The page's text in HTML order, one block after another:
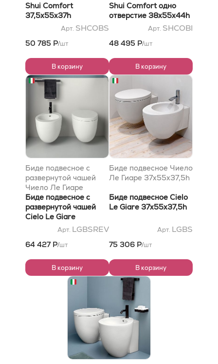
Shui Comfort
37,5x55x37h
Арт. SHCOBS
50 785 Р/шт
В корзину
Shui Comfort одно
отверстие 38x55x44h
Арт. SHCOBI
48 495 Р/шт
В корзину
Биде подвесное с
развернутой чашей
Чиело Ле Гиаре
37x55x37,5h
Биде подвесное с
развернутой чашей
Cielo Le Giare
37x55x37,5h
Арт. LGBSREV
64 427 Р/шт
В корзину
Биде подвесное Чиело
Ле Гиаре 37x55x37,5h
Биде подвесное Cielo
Le Giare 37x55x37,5h
Арт. LGBS
75 306 Р/шт
В корзину